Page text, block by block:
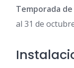
Temporada
al 31 de